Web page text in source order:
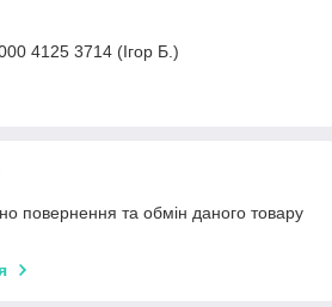
4125 3714 (Ігор Б.)
повернення та обмін даного товару